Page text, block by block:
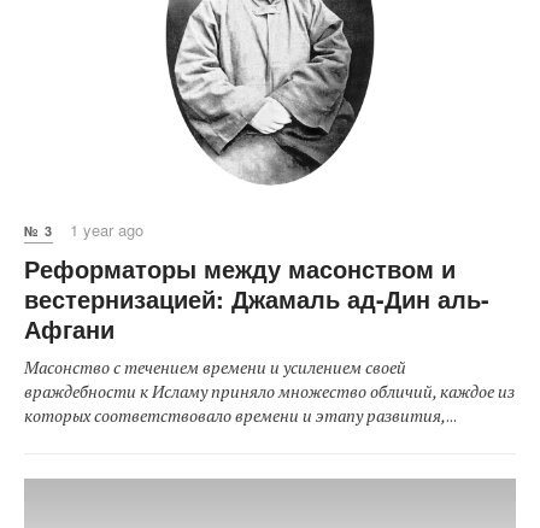
№ 3 1 year ago
Реформаторы между масонством и
вестернизацией: Джамаль ад-Дин аль-
Афгани
Масонство с течением времени и усилением своей
враждебности к Исламу приняло множество обличий, каждое из
которых соответствовало времени и этапу развития,...